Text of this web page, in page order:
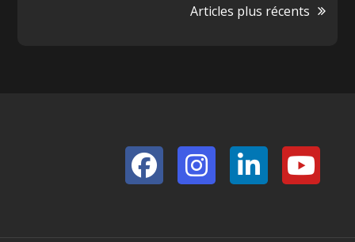
Articles plus récents